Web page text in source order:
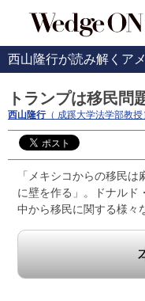
西山隆行が読み解くア
トランプは移民問
西山隆行（ 成蹊大学法学部教授
「メキシコからの移民
に壁を作る」。ドナルド
中から移民に関する様々